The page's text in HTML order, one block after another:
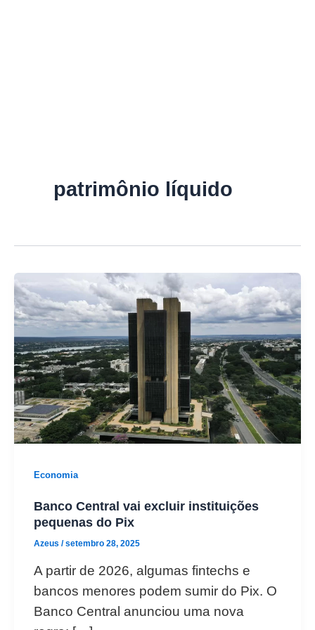
patrimônio líquido
Economia
Banco Central vai excluir instituições
pequenas do Pix
Azeus /setembro 28, 2025
A partir de 2026, algumas fintechs e
bancos menores podem sumir do Pix. O
Banco Central anunciou uma nova